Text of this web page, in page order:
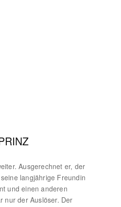
Ausgerechnet er, der
langjährige Freundin
und einen anderen
nur der Auslöser. Der